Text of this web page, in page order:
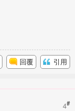
回覆 引用
4#